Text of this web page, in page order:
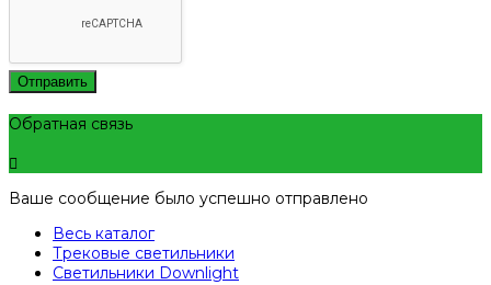
Отправить
Обратная связь
Ваше сообщение было успешно отправлено
Весь каталог
Трековые светильники
Светильники Downlight